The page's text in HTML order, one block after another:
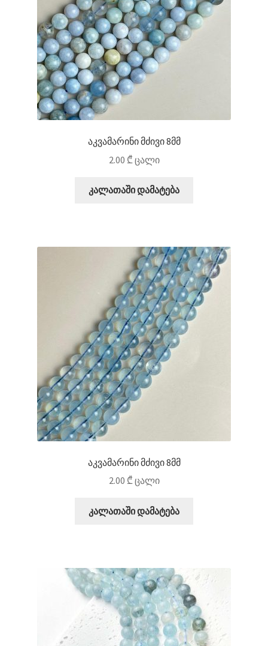
აკვამარინი მძივი 8მმ
2.00 ₾ ცალი
კალათაში დამატება
აკვამარინი მძივი 8მმ
2.00 ₾ცალი
კალათაში დამატება